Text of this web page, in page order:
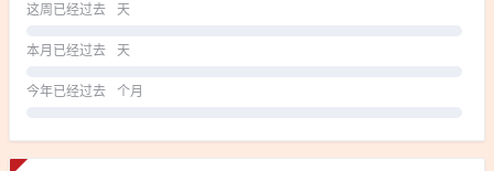
这周已经过去 天
本月已经过去 天
今年已经过去 个月